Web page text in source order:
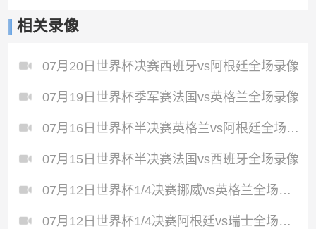
相关录像
07月20日世界杯决赛西班牙vs阿根廷全场录像
07月19日世界杯季军赛法国vs英格兰全场录像
07月16日世界杯半决赛英格兰vs阿根廷全场录像
07月15日世界杯半决赛法国vs西班牙全场录像
07月12日世界杯1/4决赛挪威vs英格兰全场录像
07月12日世界杯1/4决赛阿根廷vs瑞士全场录像